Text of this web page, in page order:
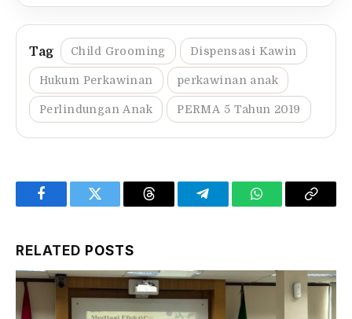
Child Grooming Dispensasi Kawin
Hukum Perkawinan perkawinan anak
Perlindungan Anak PERMA 5 Tahun 2019
FacebookTwitter Threads TelegramWhatsAppCopy
RELATED POSTS